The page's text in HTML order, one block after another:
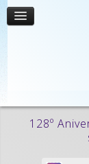
128º